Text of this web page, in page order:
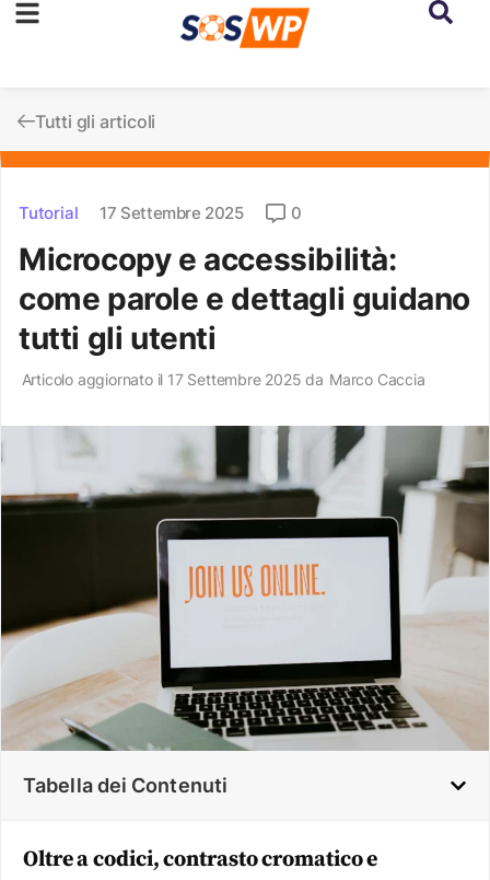
Tutti gli articoli
Tutorial 17 Settembre 2025 0
Microcopy e accessibilità:
come parole e dettagli guidano
tutti gli utenti
Articolo aggiornato il 17 Settembre 2025 da Marco Caccia
Tabella dei Contenuti
Oltre a codici, contrasto cromatico e